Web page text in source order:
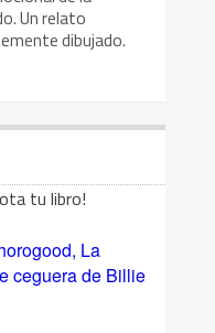
Un relato
dibujado.
tu libro!